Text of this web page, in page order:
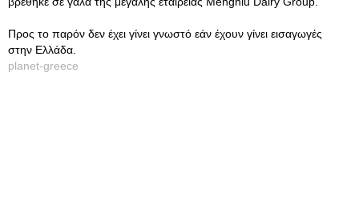
Προς το παρόν δεν έχει γίνει γνωστό εάν έχουν γίνει εισαγωγές
στην Ελλάδα.
planet-greece